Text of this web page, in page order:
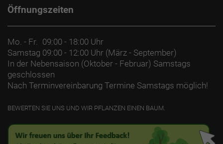
Öffnungszeiten
Mo. - Fr.
09:00 - 18:00 Uhr
Samstag 09:00 - 12:00 Uhr (März - September)
In der Nebensaison (Oktober - Februar) Samstags
geschlossen
Nach Terminvereinbarung Termine Samstags möglich!
BEWERTEN SIE UNS UND WIR PFLANZEN EINEN BAUM.